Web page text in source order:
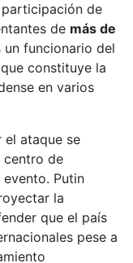
de
de más de
un funcionario del
constituye la
en varios
el ataque se
centro de
evento. Putin
la
que el país
pese a